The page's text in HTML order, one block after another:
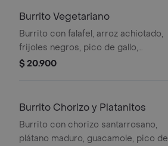
Burrito Vegetariano
Burrito con falafel, arroz achiotado,
frijoles negros, pico de gallo,
guacamole, queso, lechuga, totopos
$ 20.900
Burrito Chorizo y Platanitos
Burrito con chorizo santarrosano,
plátano maduro, guacamole, pico de